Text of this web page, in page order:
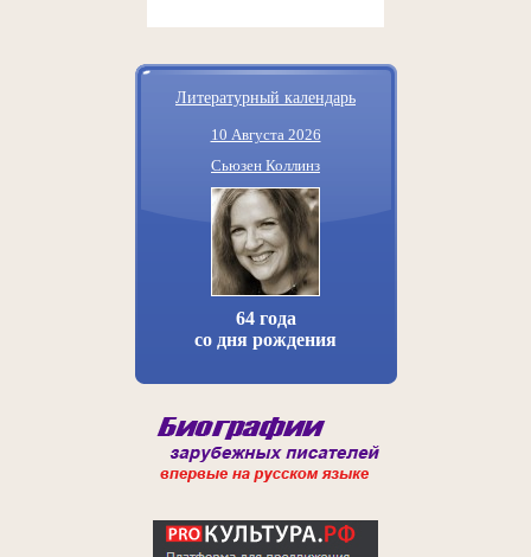
Литературный календарь
10 Августа 2026
Сьюзен Коллинз
64 года
со дня рождения